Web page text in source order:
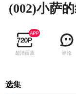
超清画质 评论
选集